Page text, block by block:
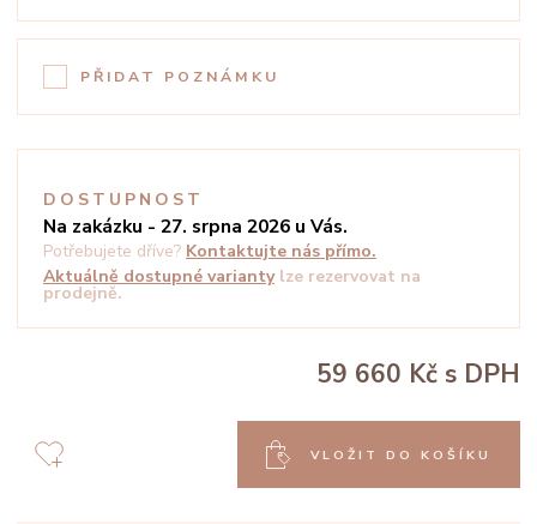
PŘIDAT POZNÁMKU
DOSTUPNOST
Na zakázku - 27. srpna 2026 u Vás.
Potřebujete dříve? Kontaktujte nás přímo.
Aktuálně dostupné varianty lze rezervovat na
prodejně.
59 660 Kč s DPH
VLOŽIT DO KOŠÍKU